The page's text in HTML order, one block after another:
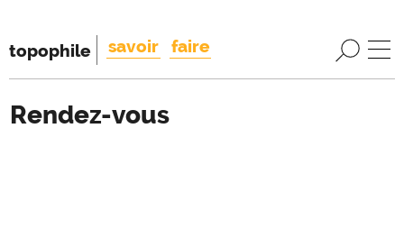
topophile savoir faire
Rendez-vous